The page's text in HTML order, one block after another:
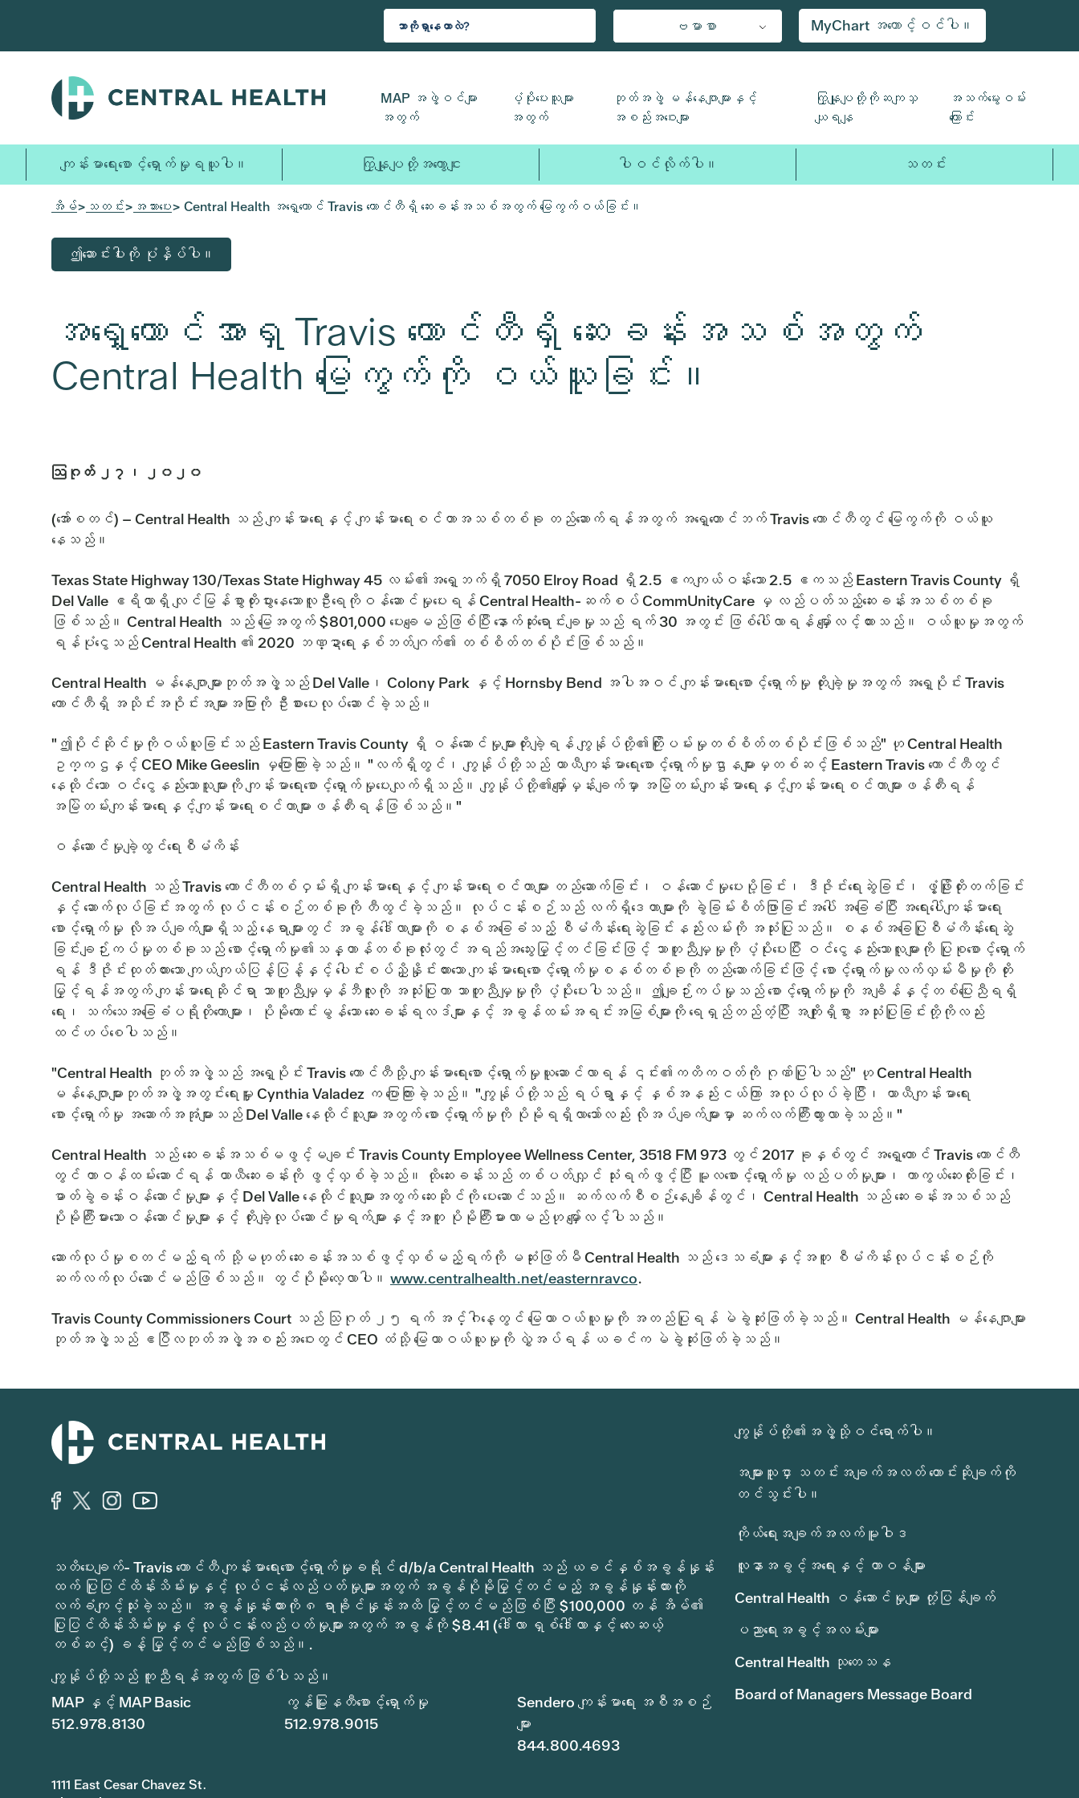
သို့
ပါ။
ဗမာစာ MyChart အကောင့်ဝင်ပါ။
MAP အဖွဲ့ဝင်များ
အတွက်
ပံ့ပိုးပေးသူများ
အတွက်
ဘုတ်အဖွဲ့ မန်နေဂျာများနှင့်
အစည်းအဝေးများ
ကြှနျုပျတို့ကိုဆကျသှ
ယျရနျ
အသက်မွေးဝမ်း
ကြောင်း
ကျန်းမာရေးစောင့်ရှောက်မှုရယူပါ။ ကြှနျုပျတို့အကွောငျး ပါဝင်လိုက်ပါ။ သတင်း
အိမ်> သတင်း> အသားပေး> Central Health အရှေ့တောင် Travis ကောင်တီရှိ ဆေးခန်းအသစ်အတွက် မြေကွက်ဝယ်ခြင်း။
ဤဆောင်းပါးကို ပုံနှိပ်ပါ။
အရှေ့တောင်အာရှ Travis ကောင်တီရှိ ဆေးခန်းအသစ်အတွက်
Central Health မြေကွက်ကို ဝယ်ယူခြင်း။
ဩဂုတ် ၂၇၊ ၂၀၂၀
(အော်စတင်) – Central Health သည် ကျန်းမာရေးနှင့် ကျန်းမာရေးစင်တာအသစ်တစ်ခု တည်ဆောက်ရန်အတွက် အရှေ့တောင်ဘက် Travis ကောင်တီတွင် မြေကွက်ကို ဝယ်ယူ
နေသည်။
Texas State Highway 130/Texas State Highway 45 လမ်း၏အရှေ့ဘက်ရှိ 7050 Elroy Road ရှိ 2.5 ဧကကျယ်ဝန်းသော 2.5 ဧကသည် Eastern Travis County ရှိ
Del Valle ဧရိယာရှိ လျင်မြန်စွာတိုးပွားနေသောလူဦးရေကိုဝန်ဆောင်မှုပေးရန် Central Health-ဆက်စပ် CommUnityCare မှ လည်ပတ်သည့်ဆေးခန်းအသစ်တစ်ခု
ဖြစ်သည်။ Central Health သည် မြေအတွက် $801,000 ပေးချေမည်ဖြစ်ပြီး နောက်ဆုံးရောင်းချမှုသည် ရက် 30 အတွင်း ဖြစ်ပေါ်လာရန် မျှော်လင့်ထားသည်။ ဝယ်ယူမှုအတွက်
ရန်ပုံငွေသည် Central Health ၏ 2020 ဘဏ္ဍာရေးနှစ်ဘတ်ဂျက်၏ တစ်စိတ်တစ်ပိုင်းဖြစ်သည်။
Central Health မန်နေဂျာများဘုတ်အဖွဲ့သည် Del Valle၊ Colony Park နှင့် Hornsby Bend အပါအဝင် ကျန်းမာရေးစောင့်ရှောက်မှု တိုးချဲ့မှုအတွက် အရှေ့ပိုင်း Travis
ကောင်တီရှိ အသိုင်းအဝိုင်းအများအပြားကို ဦးစားပေးလုပ်ဆောင်ခဲ့သည်။
"ဤပိုင်ဆိုင်မှုကိုဝယ်ယူခြင်းသည် Eastern Travis County ရှိ ဝန်ဆောင်မှုများတိုးချဲ့ရန် ကျွန်ုပ်တို့၏ကြိုးပမ်းမှုတစ်စိတ်တစ်ပိုင်းဖြစ်သည်" ဟု Central Health
ဥက္ကဌနှင့် CEO Mike Geeslin မှပြောကြားခဲ့သည်။ "လက်ရှိတွင်၊ ကျွန်ုပ်တို့သည် ယာယီကျန်းမာရေးစောင့်ရှောက်မှုဌာနများမှတစ်ဆင့် Eastern Travis ကောင်တီတွင်
နေထိုင်သော ဝင်ငွေနည်းသောသူများကို ကျန်းမာရေးစောင့်ရှောက်မှုပေးလျက်ရှိသည်။ ကျွန်ုပ်တို့၏မျှော်မှန်းချက်မှာ အမြဲတမ်းကျန်းမာရေးနှင့်ကျန်းမာရေးစင်တာများဖန်တီးရန်
အမြဲတမ်းကျန်းမာရေးနှင့်ကျန်းမာရေးစင်တာများဖန်တီးရန်ဖြစ်သည်။"
ဝန်ဆောင်မှုချဲ့ထွင်ရေးစီမံကိန်း
Central Health သည် Travis ကောင်တီတစ်ဝှမ်းရှိ ကျန်းမာရေးနှင့် ကျန်းမာရေးစင်တာများ တည်ဆောက်ခြင်း၊ ဝန်ဆောင်မှုပေးပို့ခြင်း၊ ဒီဇိုင်းရေးဆွဲခြင်း၊ ဖွံ့ဖြိုးတိုးတက်ခြင်း
နှင့် ဆောက်လုပ်ခြင်းအတွက် လုပ်ငန်းစဉ်တစ်ခုကို တီထွင်ခဲ့သည်။ လုပ်ငန်းစဉ်သည် လက်ရှိဒေတာများကို ခွဲခြမ်းစိတ်ဖြာခြင်းအပေါ် အခြေခံပြီး အရေးပေါ်ကျန်းမာရေး
စောင့်ရှောက်မှု လိုအပ်ချက်များရှိသည့် နေရာများတွင် အခွန်ဒေါ်လာများကို စနစ်အခြေခံသည့် စီမံကိန်းရေးဆွဲခြင်းနည်းလမ်းကို အသုံးပြုသည်။ စနစ်အခြေပြုစီမံကိန်းရေးဆွဲ
ခြင်းချဉ်းကပ်မှုတစ်ခုသည် စောင့်ရှောက်မှု၏သန္တာန်တစ်ခုလုံးတွင် အရည်အသွေးမြှင့်တင်ခြင်းဖြင့် သာတူညီမျှမှုကို ပံ့ပိုးပေးပြီး ဝင်ငွေနည်းသောလူများကို ပြုစုစောင့်ရှောက်
ရန် ဒီဇိုင်းထုတ်ထားသော ကျယ်ကျယ်ပြန့်ပြန့်နှင့် ပေါင်းစပ်ညှိနှိုင်းထားသော ကျန်းမာရေးစောင့်ရှောက်မှုစနစ်တစ်ခုကို တည်ဆောက်ခြင်းဖြင့် စောင့်ရှောက်မှုလက်လှမ်းမီမှုကို တိုး
မြှင့်ရန်အတွက် ကျန်းမာရေးဆိုင်ရာ သာတူညီမျှမှန်ဘီလူးကို အသုံးပြုကာ သာတူညီမျှမှုကို ပံ့ပိုးပေးပါသည်။ ဤချဉ်းကပ်မှုသည် စောင့်ရှောက်မှုကို အချိန်နှင့်တစ်ပြေးညီရရှိ
ရေး၊ သက်သေအခြေခံပရိုတိုကောများ၊ ပိုမိုကောင်းမွန်သော ဆေးခန်းရလဒ်များနှင့် အခွန်ထမ်းအရင်းအမြစ်များကို ရေရှည်တည်တံ့ပြီး အကျိုးရှိစွာ အသုံးပြုခြင်းတို့ကိုလည်း
ထင်ဟပ်စေပါသည်။
"Central Health ဘုတ်အဖွဲ့သည် အရှေ့ပိုင်း Travis ကောင်တီသို့ ကျန်းမာရေးစောင့်ရှောက်မှုယူဆောင်လာရန် ၎င်း၏ကတိကဝတ်ကို ဂုဏ်ပြုပါသည်" ဟု Central Health
မန်နေဂျာများဘုတ်အဖွဲ့အတွင်းရေးမှူး Cynthia Valadez က ပြောကြားခဲ့သည်။ "ကျွန်ုပ်တို့သည် ရပ်ရွာနှင့် နှစ်အနည်းငယ်ကြာ အလုပ်လုပ်ခဲ့ပြီး၊ ယာယီကျန်းမာရေး
စောင့်ရှောက်မှု အဆောက်အအုံများသည် Del Valle နေထိုင်သူများအတွက် စောင့်ရှောက်မှုကို ပိုမိုရရှိလာသော်လည်း လိုအပ်ချက်များမှာ ဆက်လက်ကြီးထွားလာခဲ့သည်။"
Central Health သည် ဆေးခန်းအသစ်မဖွင့်မချင်း Travis County Employee Wellness Center, 3518 FM 973 တွင် 2017 ခုနှစ်တွင် အရှေ့တောင် Travis ကောင်တီ
တွင် တာဝန်ထမ်းဆောင်ရန် ယာယီဆေးခန်းကို ဖွင့်လှစ်ခဲ့သည်။ ထိုဆေးခန်းသည် တစ်ပတ်လျှင် သုံးရက်ဖွင့်ပြီး မူလစောင့်ရှောက်မှု လည်ပတ်မှုများ၊ ကာကွယ်ဆေးထိုးခြင်း၊
ဓာတ်ခွဲခန်းဝန်ဆောင်မှုများနှင့် Del Valle နေထိုင်သူများအတွက် ဆေးဆိုင်ကို ပေးဆောင်သည်။ ဆက်လက်စီစဉ်နေချိန်တွင်၊ Central Health သည် ဆေးခန်းအသစ်သည်
ပိုမိုကြီးမားသောဝန်ဆောင်မှုများနှင့် တိုးချဲ့လုပ်ဆောင်မှုရက်များနှင့်အတူ ပိုမိုကြီးမားလာမည်ဟု မျှော်လင့်ပါသည်။
ဆောက်လုပ်မှုစတင်မည့်ရက် သို့မဟုတ် ဆေးခန်းအသစ်ဖွင့်လှစ်မည့်ရက်ကို မဆုံးဖြတ်မီ Central Health သည် ဒေသခံများနှင့်အတူ စီမံကိန်းလုပ်ငန်းစဉ်ကို
ဆက်လက်လုပ်ဆောင်မည်ဖြစ်သည်။ တွင်ပိုမိုလေ့လာပါ။ www.centralhealth.net/easternravco.
Travis County Commissioners Court သည် သြဂုတ် ၂၅ ရက် အင်္ဂါနေ့တွင် မြေယာဝယ်ယူမှုကို အတည်ပြုရန် မဲခွဲဆုံးဖြတ်ခဲ့သည်။ Central Health မန်နေဂျာများ
ဘုတ်အဖွဲ့သည် ဧပြီလဘုတ်အဖွဲ့အစည်းအဝေးတွင် CEO ထံသို့ မြေယာဝယ်ယူမှုကို လွှဲအပ်ရန် ယခင်က မဲခွဲဆုံးဖြတ်ခဲ့သည်။
သတိပေးချက်- Travis ကောင်တီ ကျန်းမာရေးစောင့်ရှောက်မှုခရိုင် d/b/a Central Health သည် ယခင်နှစ်အခွန်နှုန်း
ထက် ပြုပြင်ထိန်းသိမ်းမှုနှင့် လုပ်ငန်းလည်ပတ်မှုများအတွက် အခွန်ပိုမိုမြှင့်တင်မည့် အခွန်နှုန်းထားကို
လက်ခံကျင့်သုံးခဲ့သည်။ အခွန်နှုန်းထားကို ၈ ရာခိုင်နှုန်းအထိ မြှင့်တင်မည်ဖြစ်ပြီး $100,000 တန် အိမ်၏
ပြုပြင်ထိန်းသိမ်းမှုနှင့် လုပ်ငန်းလည်ပတ်မှုများအတွက် အခွန်ကို $8.41 (ဒေါ်လာ ရှစ်ဒေါ်လာနှင့် လေးဆယ့်
တစ်ဆင့်) ခန့် မြှင့်တင်မည်ဖြစ်သည်။.
ကျွန်ုပ်တို့သည် ကူညီရန်အတွက် ဖြစ်ပါသည်။
MAP နှင့် MAP Basic
512.978.8130
ကွန်မြူနတီစောင့်ရှောက်မှု
512.978.9015
Sendero ကျန်းမာရေး အစီအစဉ်
များ
844.800.4693
1111 East Cesar Chavez St.
ကျွန်ုပ်တို့၏အဖွဲ့သို့ဝင်ရောက်ပါ။
အများသူငှာ သတင်းအချက်အလတ် တောင်းဆိုချက်ကို
တင်သွင်းပါ။
ကိုယ်ရေးအချက်အလက်မူဝါဒ
လူနာအခွင့်အရေးနှင့် တာဝန်များ
Central Health ဝန်ဆောင်မှုများ တုံ့ပြန်ချက်
ပညာရေးအခွင့်အလမ်းများ
Central Health သုတေသန
Board of Managers Message Board